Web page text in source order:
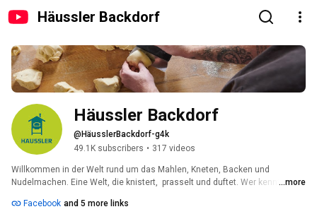
Häussler Backdorf
Häussler Backdorf
@HäusslerBackdorf-g4k
49.1K subscribers • 317 videos
Willkommen in der Welt rund um das Mahlen, Kneten, Backen und
Nudelmachen. Eine Welt, die knistert,  prasselt und duftet. Wer kennt sie
aus dem Ofen und frische Pasta dampfend auf den Tisch kommt?
...more
Facebook and 5 more links